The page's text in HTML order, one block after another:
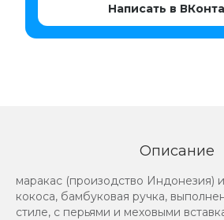
Написать в
Описание
маракас (произодство Индонезия)
кокоса, бамбуковая ручка,
стиле, с перьями и меховыми